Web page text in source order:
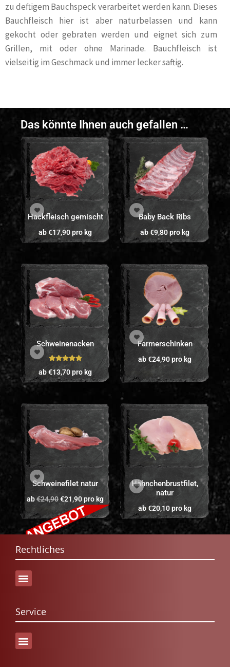
zu deftigem Bauchspeck verarbeitet werden kann. Dieses
Bauchfleisch hier ist aber naturbelassen und kann
gekocht oder gebraten werden und eignet sich zum
Grillen, mit oder ohne Marinade. Bauchfleisch ist
vielseitig im Geschmack und immer lecker saftig.
Das könnte Ihnen auch gefallen …
Hackfleisch gemischt
ab€17,90pro kg
Baby Back Ribs
ab€9,80pro kg
Schweinenacken
Bewertet mit
5.00von 5
ab€13,70pro kg
Farmerschinken
ab€24,90pro kg
Schweinefilet natur
ab€24,90€21,90pro kg
Hähnchenbrustfilet,
natur
ab€20,10pro kg
Rechtliches
Service